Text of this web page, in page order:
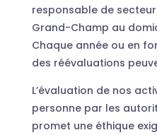
responsable de secteur
Grand-Champ au
Chaque année ou en
des réévaluations
L’évaluation de nos
personne par les
promet une éthique